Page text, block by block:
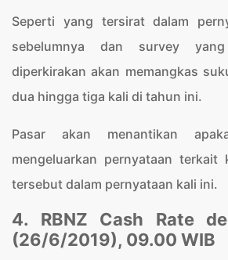
Seperti yang tersirat dalam
sebelumnya dan survey
diperkirakan akan memangkas
dua hingga tiga kali di tahun ini.
Pasar akan menantikan
mengeluarkan pernyataan terkait
tersebut dalam pernyataan kali ini.
4. RBNZ Cash Rate
(26/6/2019), 09.00 WIB